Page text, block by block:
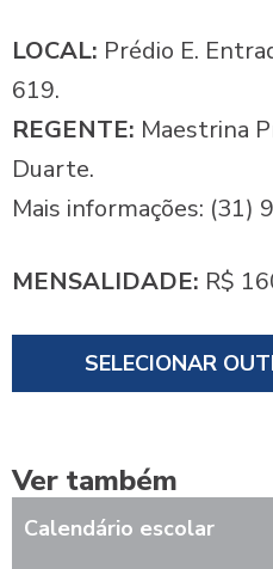
LOCAL: Prédio E.
619.
REGENTE: Maestrina
Duarte.
Mais informações: (31)
MENSALIDADE: R$
SELECIONAR
Ver também
Calendário escolar